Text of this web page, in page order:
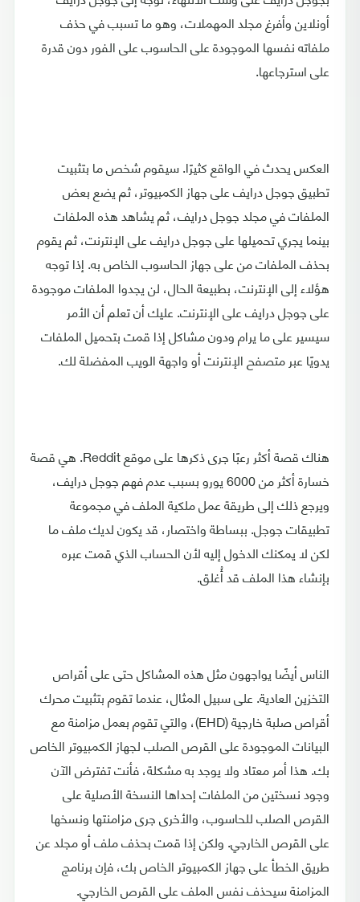
أونلاين وأفرغ مجلد المهملات، وهو ما تسبب في حذف
ملفاته نفسها الموجودة على الحاسوب على الفور دون قدرة
على استرجاعها.
العكس يحدث في الواقع كثيرًا. سيقوم شخص ما بتثبيت
تطبيق جوجل درايف على جهاز الكمبيوتر، ثم يضع بعض
الملفات في مجلد جوجل درايف، ثم يشاهد هذه الملفات
بينما يجري تحميلها على جوجل درايف على الإنترنت، ثم يقوم
بحذف الملفات من على جهاز الحاسوب الخاص به. إذا توجه
هؤلاء إلى الإنترنت، بطبيعة الحال، لن يجدوا الملفات موجودة
على جوجل درايف على الإنترنت. عليك أن تعلم أن الأمر
سيسير على ما يرام ودون مشاكل إذا قمت بتحميل الملفات
يدويًا عبر متصفح الإنترنت أو واجهة الويب المفضلة لك.
هناك قصة أكثر رعبًا جرى ذكرها على موقع Reddit. هي قصة
خسارة أكثر من 6000 يورو بسبب عدم فهم جوجل درايف،
ويرجع ذلك إلى طريقة عمل ملكية الملف في مجموعة
تطبيقات جوجل. ببساطة واختصار، قد يكون لديك ملف ما
لكن لا يمكنك الدخول إليه لأن الحساب الذي قمت عبره
بإنشاء هذا الملف قد أُغلق.
الناس أيضًا يواجهون مثل هذه المشاكل حتى على أقراص
التخزين العادية. على سبيل المثال، عندما تقوم بتثبيت محرك
أقراص صلبة خارجية (EHD)، والتي تقوم بعمل مزامنة مع
البيانات الموجودة على القرص الصلب لجهاز الكمبيوتر الخاص
بك. هذا أمر معتاد ولا يوجد به مشكلة، فأنت تفترض الآن
وجود نسختين من الملفات إحداها النسخة الأصلية على
القرص الصلب للحاسوب، والأخرى جرى مزامنتها ونسخها
على القرص الخارجي. ولكن إذا قمت بحذف ملف أو مجلد عن
طريق الخطأ على جهاز الكمبيوتر الخاص بك، فإن برنامج
المزامنة سيحذف نفس الملف على القرص الخارجي.